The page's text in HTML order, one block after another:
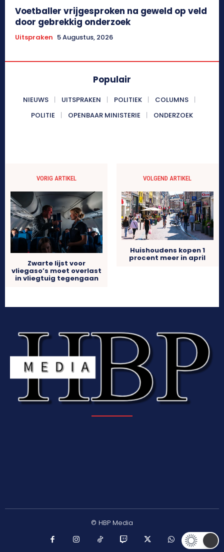
Voetballer vrijgesproken na geweld op veld
door gebrekkig onderzoek
Uitspraken 5 Augustus, 2026
Populair
NIEUWS UITSPRAKEN POLITIEK
COLUMNS
POLITIE
OPENBAAR MINISTERIE ONDERZOEK
VORIG ARTIKEL
Zwarte lijst voor
vliegaso’s moet overlast
in vliegtuig tegengaan
VOLGEND ARTIKEL
Huishoudens kopen 1
procent meer in april
© HBP Media